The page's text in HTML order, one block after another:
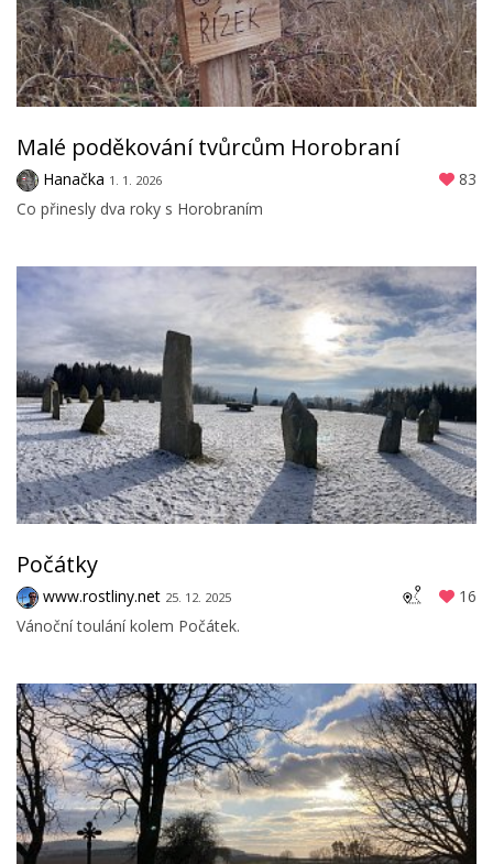
Malé poděkování tvůrcům Horobraní
Hanačka 1. 1. 2026
83
Co přinesly dva roky s Horobraním
Počátky
www.rostliny.net 25. 12. 2025
16
Vánoční toulání kolem Počátek.